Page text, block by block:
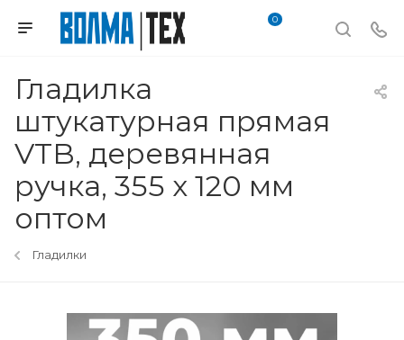
0
Гладилка
штукатурная прямая
VTB, деревянная
ручка, 355 х 120 мм
оптом
Гладилки